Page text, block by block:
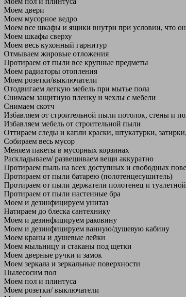
Моем двери
Моем мусорное ведро
Моем все шкафы и ящики внутри при условии, что
Моем шкафы сверху
Моем весь кухонный гарнитур
Отмываем жировые отложения
Протираем от пыли все крупные предметы
Моем радиаторы отопления
Моем розетки/выключатели
Отодвигаем легкую мебель при мытье пола
Снимаем защитную пленку и чехлы с мебели
Снимаем скотч
Избавляем от строительной пыли потолок, стены и
Избавляем мебель от строительной пыли
Оттираем следы и капли краски, штукатурки,
Собираем весь мусор
Меняем пакеты в мусорных корзинах
Раскладываем/ развешиваем вещи аккуратно
Протираем пыль на всех доступных и свободных
Протираем от пыли батарею (полотенцесушитель)
Протираем от пыли держатели полотенец и
Протираем от пыли настенные бра
Моем и дезинфицируем унитаз
Натираем до блеска сантехнику
Моем и дезинфицируем раковину
Моем и дезинфицируем ванную/душевую кабину
Моем краны и душевые лейки
Моем мыльницу и стаканы под щетки
Моем дверные ручки и замок
Моем зеркала и зеркальные поверхности
Пылесосим пол
Моем пол и плинтуса
Моем розетки/ выключатели